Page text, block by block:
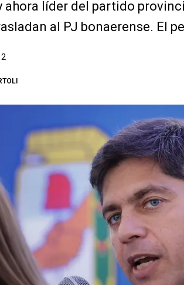
ahora líder del partido
al PJ bonaerense. El